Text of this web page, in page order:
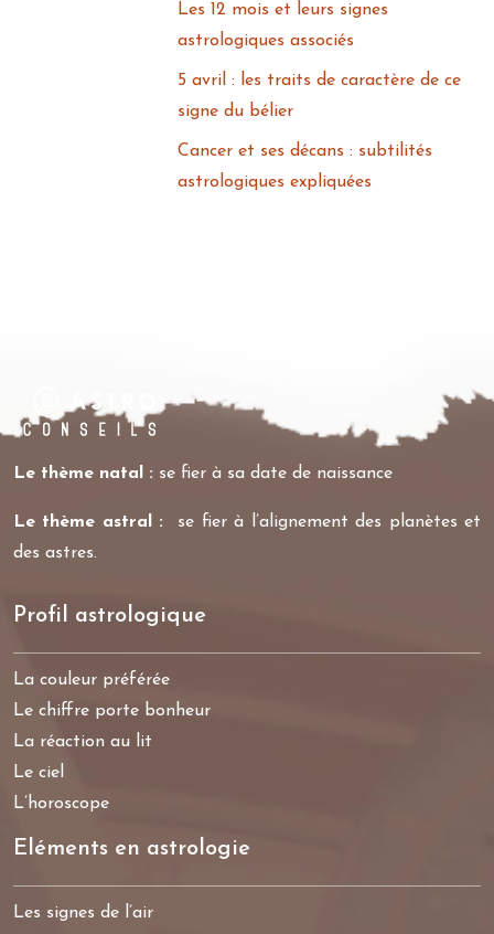
Les 12 mois et leurs signes
astrologiques associés
5 avril : les traits de caractère de ce
signe du bélier
Cancer et ses décans : subtilités
astrologiques expliquées
Le thème natal : se fier à sa date de naissance
Le thème astral :
se fier à l’alignement des planètes et
des astres.
Profil astrologique
La couleur préférée
Le chiffre porte bonheur
La réaction au lit
Le ciel
L’horoscope
Eléments en astrologie
Les signes de l’air